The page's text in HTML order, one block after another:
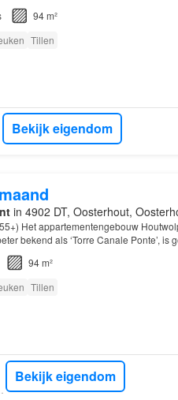
94 m²
Tillen
Bekijk eigendom
in 4902 DT, Oosterhout,
Het appartementengebouw
bekend als ‘Torre Canale Ponte’, is
94 m²
Tillen
Bekijk eigendom